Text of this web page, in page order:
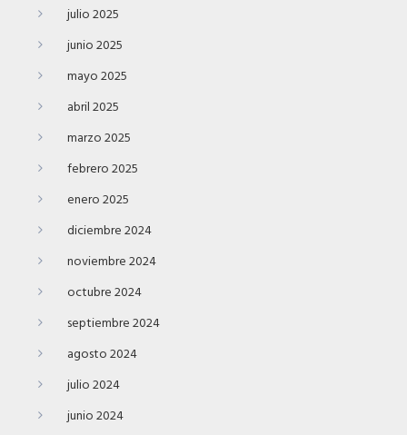
julio 2025
junio 2025
mayo 2025
abril 2025
marzo 2025
febrero 2025
enero 2025
diciembre 2024
noviembre 2024
octubre 2024
septiembre 2024
agosto 2024
julio 2024
junio 2024